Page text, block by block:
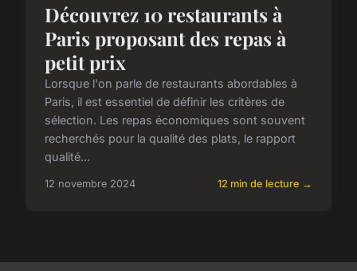
Découvrez 10 restaurants à
Paris proposant des repas à
petit prix
Lorsque l'on parle de restaurants abordables à
Paris, il est essentiel de définir les critères de
sélection. Les repas économiques sont souvent
recherchés pour la qualité des plats, le rapport
qualité...
12 novembre 2024 12 min de lecture →